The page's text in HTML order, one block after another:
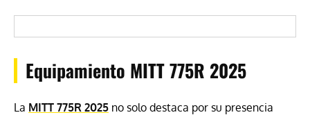
Equipamiento MITT 775R 2025
La MITT 775R 2025 no solo destaca por su presencia